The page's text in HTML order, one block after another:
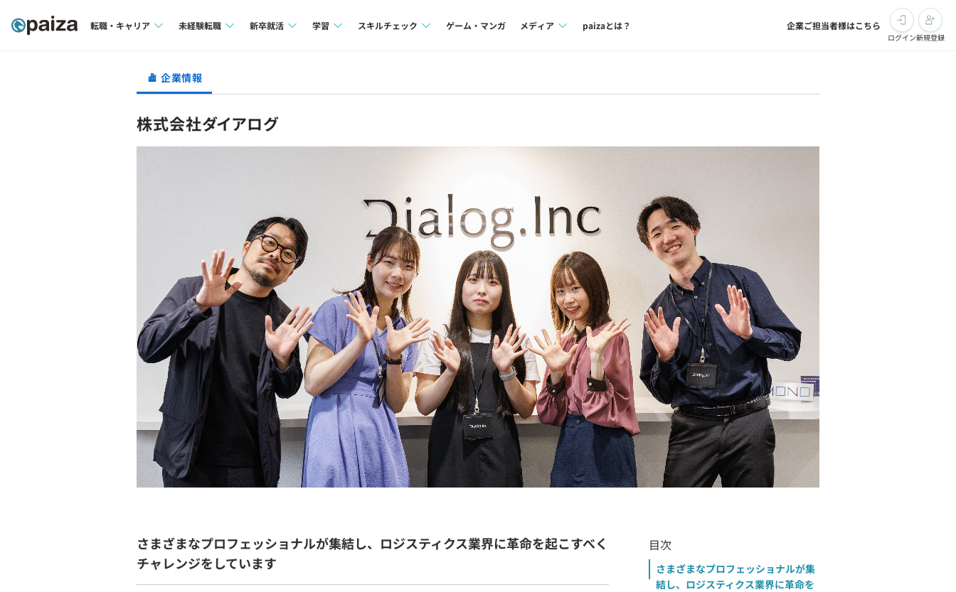
転職・キャリア
転職成功ガイド
未経験転職
求人検索
転職成功ガイド
新卒就活
インターン
インタビュー
就活成功ガイド
学習
個人向けプラン
法人向けプラン
学校向けプラン
契約内容・クーポン
スキルチェック ゲーム・マンガ メディア paizaとは？ 企業ご担当者様はこちら
ログイン新規登録
企業情報
株式会社ダイアログ
さまざまなプロフェッショナルが集結し、ロジスティクス業界に革命を起こすべく
チャレンジをしています
目次
さまざまなプロフェッショナルが集
結し、ロジスティクス業界に革命を